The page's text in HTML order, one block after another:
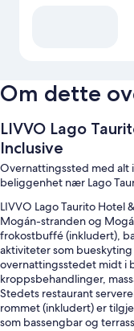
Om dette
LIVVO Lago
Inclusive
Overnattingssted med alt
beliggenhet nær Lago
LIVVO Lago Taurito Hotel
Mogán-stranden og
frokostbuffé (inkludert),
aktiviteter som
overnattingsstedet midt i
kroppsbehandlinger,
Stedets restaurant
rommet (inkludert) er
som bassengbar og